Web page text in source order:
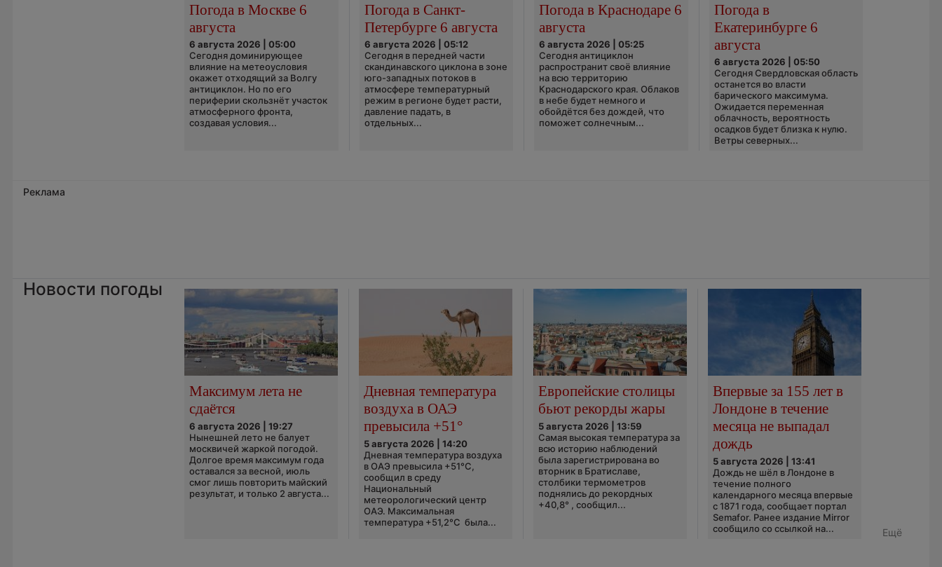
Погода в Москве 6
августа
6 августа 2026 | 05:00
Сегодня доминирующее
влияние на метеоусловия
окажет отходящий за Волгу
антициклон. Но по его
периферии скользнёт участок
атмосферного фронта,
создавая условия...
Погода в Санкт-
Петербурге 6 августа
6 августа 2026 | 05:12
Сегодня в передней части
скандинавского циклона в зоне
юго-западных потоков в
атмосфере температурный
режим в регионе будет расти,
давление падать, в
отдельных...
Погода в Краснодаре 6
августа
6 августа 2026 | 05:25
Сегодня антициклон
распространит своё влияние
на всю территорию
Краснодарского края. Облаков
в небе будет немного и
обойдётся без дождей, что
поможет солнечным...
Погода в
Екатеринбурге 6
августа
6 августа 2026 | 05:50
Сегодня Свердловская область
останется во власти
барического максимума.
Ожидается переменная
облачность, вероятность
осадков будет близка к нулю.
Ветры северных...
Реклама
Новости погоды
Максимум лета не
сдаётся
6 августа 2026 | 19:27
Нынешней лето не балует
москвичей жаркой погодой.
Долгое время максимум года
оставался за весной, июль
смог лишь повторить майский
результат, и только 2 августа...
Дневная температура
воздуха в ОАЭ
превысила +51°
5 августа 2026 | 14:20
Дневная температура воздуха
в ОАЭ превысила +51°C,
сообщил в среду
Национальный
метеорологический центр
ОАЭ. Максимальная
температура +51,2°C была...
Европейские столицы
бьют рекорды жары
5 августа 2026 | 13:59
Самая высокая температура за
всю историю наблюдений
была зарегистрирована во
вторник в Братиславе,
столбики термометров
поднялись до рекордных
+40,8° , сообщил...
Впервые за 155 лет в
Лондоне в течение
месяца не выпадал
дождь
5 августа 2026 | 13:41
Дождь не шёл в Лондоне в
течение полного
календарного месяца впервые
с 1871 года, сообщает портал
Semafor. Ранее издание Mirror
сообщило со ссылкой на...
Ещё